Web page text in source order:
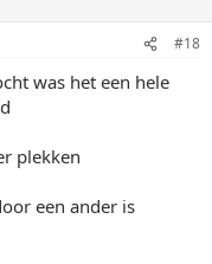
#18
was het een hele
plekken
een ander is